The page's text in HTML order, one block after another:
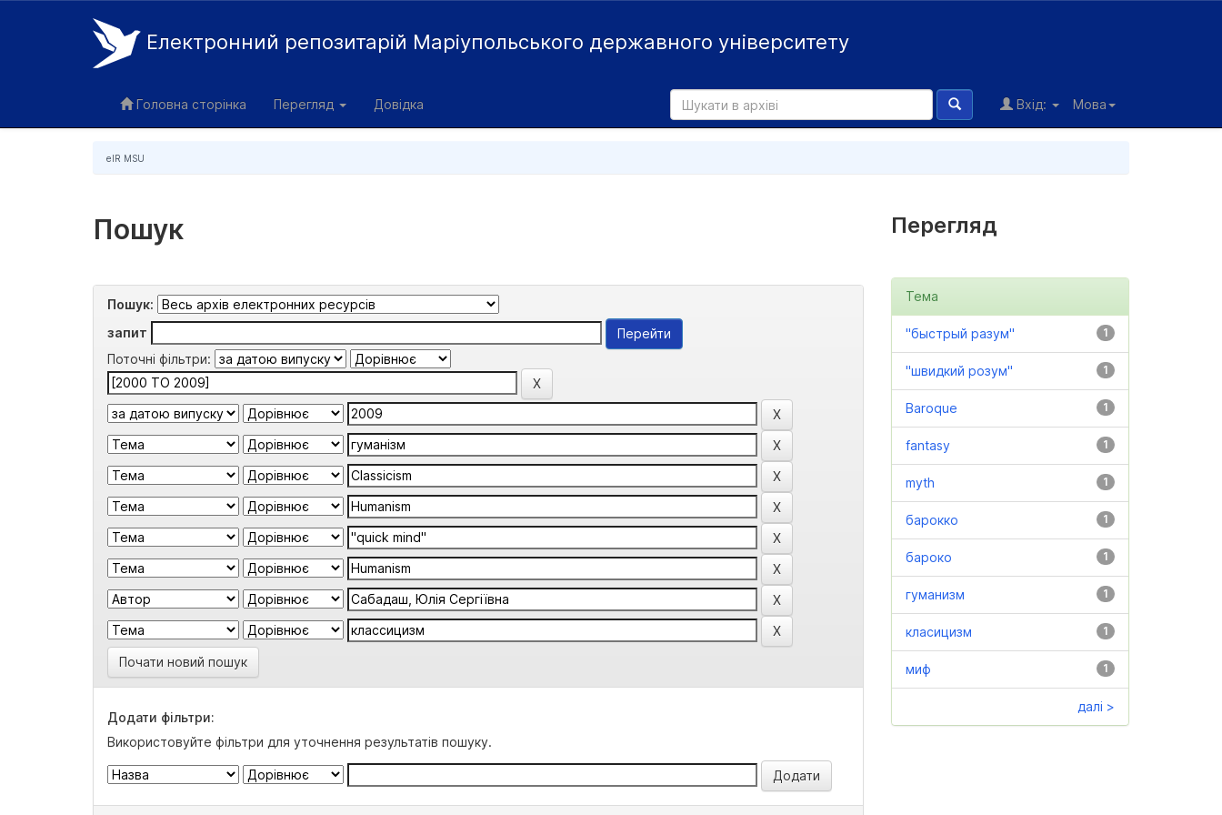
Електронний репозитарій Маріупольського державного університету
Головна сторінка Перегляд Довідка Мова
Вхід:
eIR MSU
Пошук
Пошук:
запит
Поточні фільтри:
Почати новий пошук
Додати фільтри:
Використовуйте фільтри для уточнення результатів пошуку.
Перегляд
Тема
1
"быстрый разум"
1
"швидкий розум"
1
Baroque
1
fantasy
1
myth
1
барокко
1
бароко
1
гуманизм
1
класицизм
1
миф
далі >